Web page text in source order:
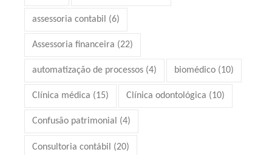
assessoria contabil (6)
Assessoria financeira (22)
automatização de processos (4) biomédico (10)
Clínica médica (15) Clínica odontológica (10)
Confusão patrimonial (4)
Consultoria contábil (20)